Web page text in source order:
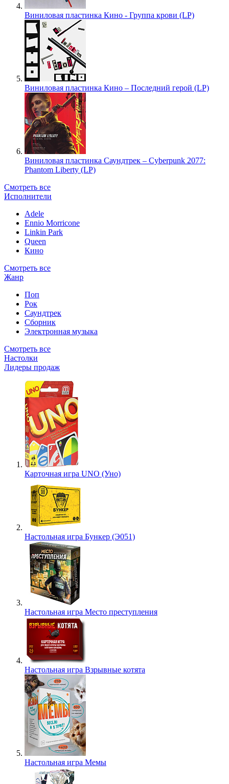
Виниловая пластинка Кино - Группа крови (LP)
Виниловая пластинка Кино – Последний герой (LP)
Виниловая пластинка Саундтрек – Cyberpunk 2077:
Phantom Liberty (LP)
Смотреть все
Исполнители
Adele
Ennio Morricone
Linkin Park
Queen
Кино
Смотреть все
Жанр
Поп
Рок
Саундтрек
Сборник
Электронная музыка
Смотреть все
Настолки
Лидеры продаж
Карточная игра UNO (Уно)
Настольная игра Бункер (Э051)
Настольная игра Место преступления
Настольная игра Взрывные котята
Настольная игра Мемы